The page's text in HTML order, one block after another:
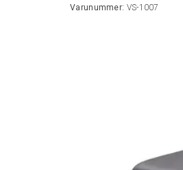
Varunummer: VS-1007